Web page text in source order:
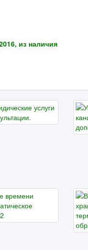
из наличия